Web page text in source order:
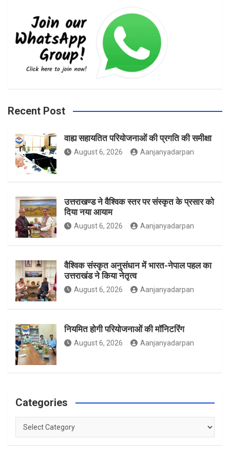
o
k
g
m
e
Recent Post
वाह्य सहायतित परियोजनाओं की प्रगति की समीक्षा
August 6, 2026 Aanjanyadarpan
उत्तराखण्ड ने वैश्विक स्तर पर संस्कृत के प्रसार को
दिया नया आयाम
August 6, 2026 Aanjanyadarpan
वैश्विक संस्कृत अनुसंधान में भारत-नेपाल पहल का
उत्तराखंड ने किया नेतृत्व
August 6, 2026 Aanjanyadarpan
नियमित होगी परियोजनाओं की मॉनिटरिंग
August 6, 2026 Aanjanyadarpan
Categories
Categories